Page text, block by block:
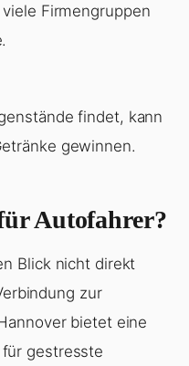
Firmengruppen
findet, kann
gewinnen.
Autofahrer?
Blick nicht direkt
zur
bietet eine
gestresste